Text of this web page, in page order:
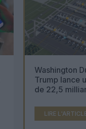
Washington
Trump lance
de 22,5
LIRE